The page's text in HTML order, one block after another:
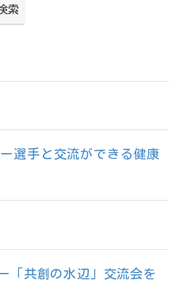
索
ー選手と交流ができる健康
「共創の水辺」交流会を